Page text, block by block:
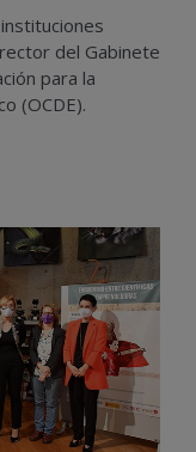
del Gabinete
para la
(OCDE).